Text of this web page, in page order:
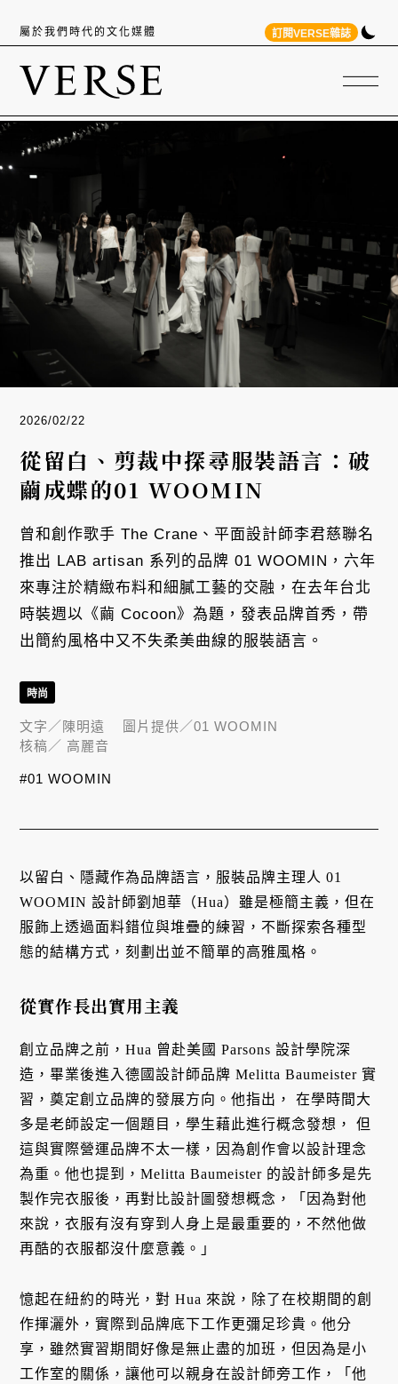
屬於我們時代的文化媒體 訂閱VERSE雜誌
2026/02/22
從留白、剪裁中探尋服裝語言：破
繭成蝶的01 WOOMIN
曾和創作歌手 The Crane、平面設計師李君慈聯名
推出 LAB artisan 系列的品牌 01 WOOMIN，六年
來專注於精緻布料和細膩工藝的交融，在去年台北
時裝週以《繭 Cocoon》為題，發表品牌首秀，帶
出簡約風格中又不失柔美曲線的服裝語言。
以留白、隱藏作為品牌語言，服裝品牌主理人 01
WOOMIN 設計師劉旭華（Hua）雖是極簡主義，但在
服飾上透過面料錯位與堆疊的練習，不斷探索各種型
態的結構方式，刻劃出並不簡單的高雅風格。
從實作長出實用主義
創立品牌之前，Hua 曾赴美國 Parsons 設計學院深
造，畢業後進入德國設計師品牌 Melitta Baumeister 實
習，奠定創立品牌的發展方向。他指出， 在學時間大
多是老師設定一個題目，學生藉此進行概念發想， 但
這與實際營運品牌不太一樣，因為創作會以設計理念
為重。他也提到，Melitta Baumeister 的設計師多是先
製作完衣服後，再對比設計圖發想概念，「因為對他
來說，衣服有沒有穿到人身上是最重要的，不然他做
再酷的衣服都沒什麼意義。」
憶起在紐約的時光，對 Hua 來說，除了在校期間的創
作揮灑外，實際到品牌底下工作更彌足珍貴。他分
享，雖然實習期間好像是無止盡的加班，但因為是小
工作室的關係，讓他可以親身在設計師旁工作，「他
時尚
文字／ 陳明遠 圖片提供／01 WOOMIN
核稿／ 高麗音
#01 WOOMIN